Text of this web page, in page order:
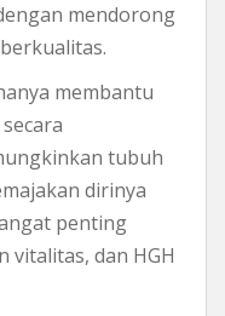
mendorong
membantu
tubuh
dirinya
penting
vitalitas, dan HGH